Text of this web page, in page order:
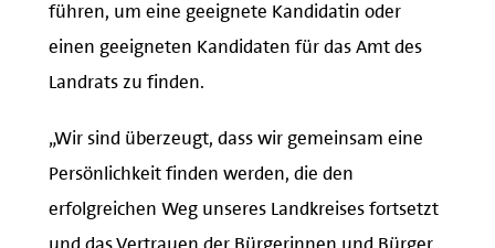
führen, um eine geeignete Kandidatin oder
einen geeigneten Kandidaten für das Amt des
Landrats zu finden.
„Wir sind überzeugt, dass wir gemeinsam eine
Persönlichkeit finden werden, die den
erfolgreichen Weg unseres Landkreises fortsetzt
und das Vertrauen der Bürgerinnen und Bürger